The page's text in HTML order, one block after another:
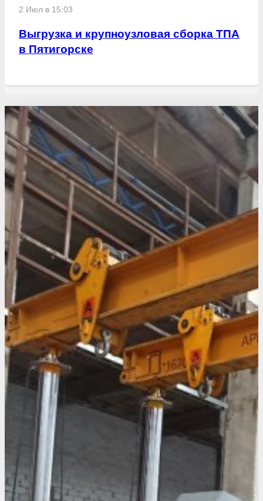
2 Июл в 15:03
Выгрузка и крупноузловая сборка ТПА
в Пятигорске
Свежие статьи